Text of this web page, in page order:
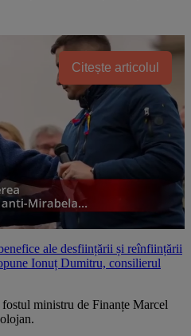
Citește articolul
ale desființării și reînființării
Ionuț Dumitru, consilierul
ministru de Finanțe Marcel